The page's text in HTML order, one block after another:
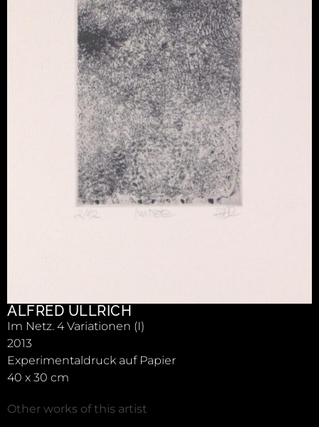
ALFRED ULLRICH
Im Netz. 4 Variationen (I)
2013
Experimentaldruck auf Papier
40 x 30 cm
Other works of this artist